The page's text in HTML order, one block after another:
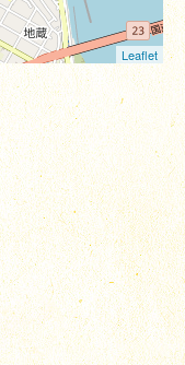
Leaflet